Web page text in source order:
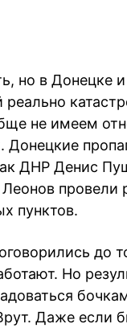
но в Донецке и
не имеем
Донецкие
ДНР Денис
провели
пунктов.
до
Но
Даже если